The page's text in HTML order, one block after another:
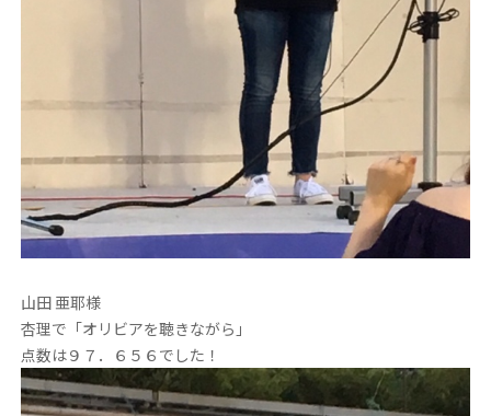
山田 亜耶様
杏理で「オリビアを聴きながら」
点数は９７．６５６でした！